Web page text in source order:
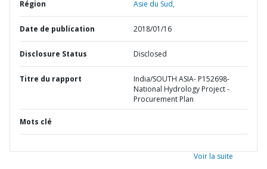
Région Asie du Sud,
Date de publication 2018/01/16
Disclosure Status Disclosed
Titre du rapport
India/SOUTH ASIA- P152698-
National Hydrology Project -
Procurement Plan
Mots clé
Voir la suite